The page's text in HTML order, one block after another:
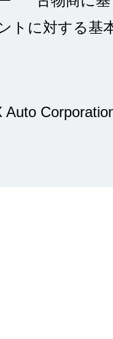
トに対する基